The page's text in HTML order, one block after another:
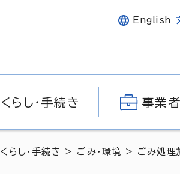
English
くらし・手続き 事業
くらし・手続き > ごみ・環境 > ごみ処理